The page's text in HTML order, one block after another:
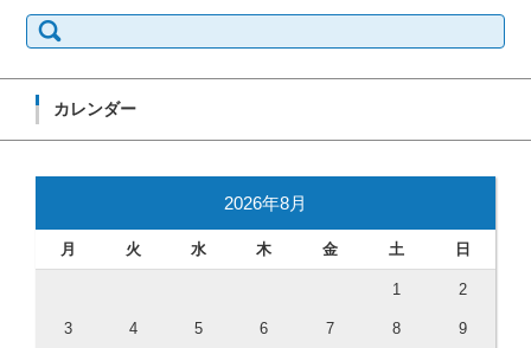
検索:
カレンダー
2026年8月
月 火 水 木 金 土 日
1 2
3 4 5 6 7 8 9